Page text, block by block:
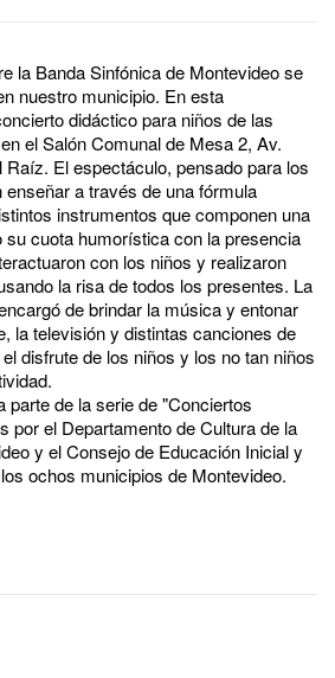
la Banda Sinfónica de Montevideo se
nuestro municipio. En esta
didáctico para niños de las
el Salón Comunal de Mesa 2, Av.
El espectáculo, pensado para los
a través de una fórmula
instrumentos que componen una
cuota humorística con la presencia
con los niños y realizaron
la risa de todos los presentes. La
de brindar la música y entonar
la televisión y distintas canciones de
disfrute de los niños y los no tan niños
parte de la serie de "Conciertos
por el Departamento de Cultura de la
y el Consejo de Educación Inicial y
ochos municipios de Montevideo.